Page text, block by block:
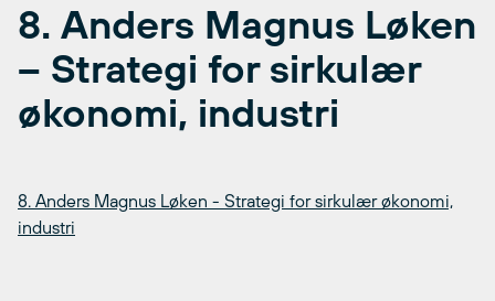
8. Anders Magnus Løken
– Strategi for sirkulær
økonomi, industri
8. Anders Magnus Løken - Strategi for sirkulær økonomi,
industri